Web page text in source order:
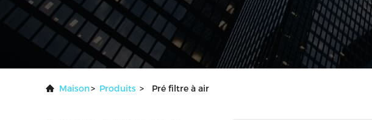
Maison> Produits > Pré filtre à air